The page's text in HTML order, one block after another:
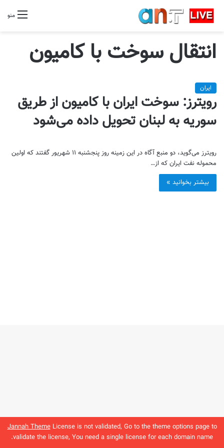
Jannah ThemeLicense is not validated, Go to the theme options page to
validate the license, You need a single license for each domain name.
منو
انتقال سوخت با کامیون
ایران
رویترز: سوخت ایران با کامیون از طریق
سوریه به لبنان تحویل داده می‌شود
رویترز می‌گوید، دو منبع آگاه در این زمینه روز پنجشنبه ۱۱ شهریور گفتند که اولین
محموله نفت ایران که از…
بیشتر بخوانید »